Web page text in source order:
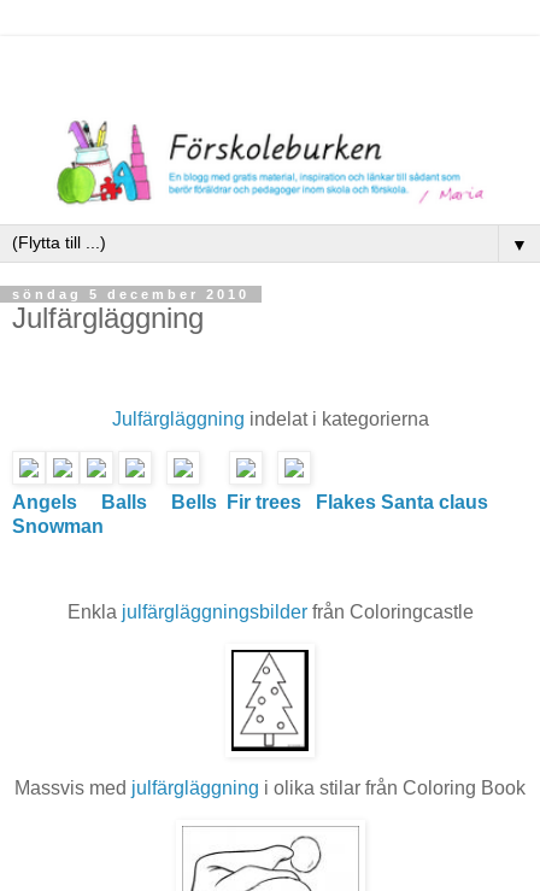
▼
söndag 5 december 2010
Julfärgläggning
Julfärgläggning indelat i kategorierna
Angels Balls Bells Fir trees Flakes Santa claus
Snowman
Enkla julfärgläggningsbilderfrån Coloringcastle
Massvis med julfärgläggning i olika stilar från Coloring Book